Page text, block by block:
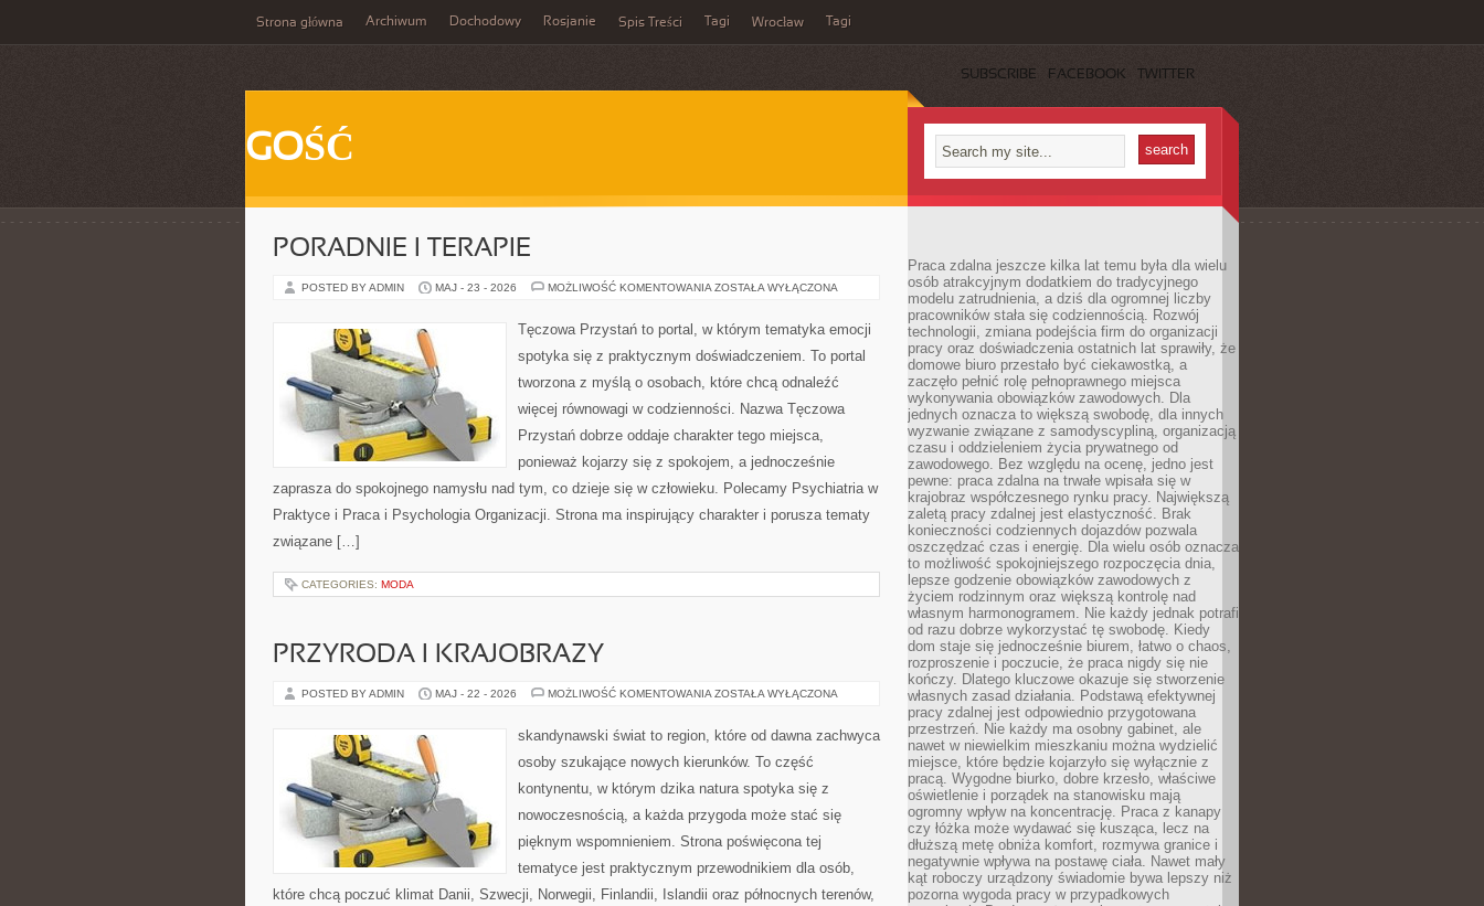
Strona główna Archiwum Dochodowy Rosjanie Spis Treści Tagi Wrocław Tagi
SUBSCRIBE FACEBOOK TWITTER
GOŚĆ
PORADNIE I TERAPIE
POSTED BY ADMIN MAJ - 23 - 2026 MOŻLIWOŚĆ KOMENTOWANIA PORADNIE
ZOSTAŁA WYŁĄCZONA
Tęczowa Przystań to portal, w którym tematyka emocji
spotyka się z praktycznym doświadczeniem. To portal
tworzona z myślą o osobach, które chcą odnaleźć
więcej równowagi w codzienności. Nazwa Tęczowa
Przystań dobrze oddaje charakter tego miejsca,
ponieważ kojarzy się z spokojem, a jednocześnie
zaprasza do spokojnego namysłu nad tym, co dzieje się w człowieku. Polecamy Psychiatria w
Praktyce i Praca i Psychologia Organizacji. Strona ma inspirujący charakter i porusza tematy
związane […]
CATEGORIES: MODA
PRZYRODA I KRAJOBRAZY
POSTED BY ADMIN MAJ - 22 - 2026 MOŻLIWOŚĆ KOMENTOWANIA PRZYRODA
ZOSTAŁA WYŁĄCZONA
skandynawski świat to region, które od dawna zachwyca
osoby szukające nowych kierunków. To część
kontynentu, w którym dzika natura spotyka się z
nowoczesnością, a każda przygoda może stać się
pięknym wspomnieniem. Strona poświęcona tej
tematyce jest praktycznym przewodnikiem dla osób,
które chcą poczuć klimat Danii, Szwecji, Norwegii, Finlandii, Islandii oraz północnych terenów,
Praca zdalna jeszcze kilka lat temu była dla wielu
osób atrakcyjnym dodatkiem do tradycyjnego
modelu zatrudnienia, a dziś dla ogromnej liczby
pracowników stała się codziennością. Rozwój
technologii, zmiana podejścia firm do organizacji
pracy oraz doświadczenia ostatnich lat sprawiły, że
domowe biuro przestało być ciekawostką, a
zaczęło pełnić rolę pełnoprawnego miejsca
wykonywania obowiązków zawodowych. Dla
jednych oznacza to większą swobodę, dla innych
wyzwanie związane z samodyscypliną, organizacją
czasu i oddzieleniem życia prywatnego od
zawodowego. Bez względu na ocenę, jedno jest
pewne: praca zdalna na trwałe wpisała się w
krajobraz współczesnego rynku pracy. Największą
zaletą pracy zdalnej jest elastyczność. Brak
konieczności codziennych dojazdów pozwala
oszczędzać czas i energię. Dla wielu osób oznacza
to możliwość spokojniejszego rozpoczęcia dnia,
lepsze godzenie obowiązków zawodowych z
życiem rodzinnym oraz większą kontrolę nad
własnym harmonogramem. Nie każdy jednak potrafi
od razu dobrze wykorzystać tę swobodę. Kiedy
dom staje się jednocześnie biurem, łatwo o chaos,
rozproszenie i poczucie, że praca nigdy się nie
kończy. Dlatego kluczowe okazuje się stworzenie
własnych zasad działania. Podstawą efektywnej
pracy zdalnej jest odpowiednio przygotowana
przestrzeń. Nie każdy ma osobny gabinet, ale
nawet w niewielkim mieszkaniu można wydzielić
miejsce, które będzie kojarzyło się wyłącznie z
pracą. Wygodne biurko, dobre krzesło, właściwe
oświetlenie i porządek na stanowisku mają
ogromny wpływ na koncentrację. Praca z kanapy
czy łóżka może wydawać się kusząca, lecz na
dłuższą metę obniża komfort, rozmywa granice i
negatywnie wpływa na postawę ciała. Nawet mały
kąt roboczy urządzony świadomie bywa lepszy niż
pozorna wygoda pracy w przypadkowych